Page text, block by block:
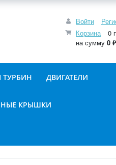
Войти
Корзина
0
на сумму 0 ₽
ДВИГАТЕЛИ
КРЫШКИ